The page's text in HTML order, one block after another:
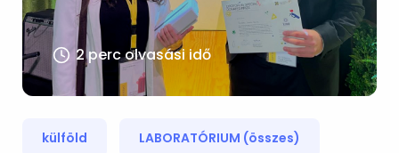
2 perc olvasási idő
külföld LABORATÓRIUM (összes)